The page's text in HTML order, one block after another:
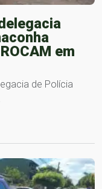
em
de Polícia